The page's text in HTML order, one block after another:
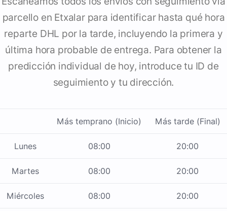
parcello en Etxalar para identificar hasta qué hora
reparte DHL por la tarde, incluyendo la primera y
última hora probable de entrega. Para obtener la
predicción individual de hoy, introduce tu ID de
seguimiento y tu dirección.
Más temprano (Inicio) Más tarde (Final)
Lunes 08:00 20:00
Martes 08:00 20:00
Miércoles 08:00 20:00